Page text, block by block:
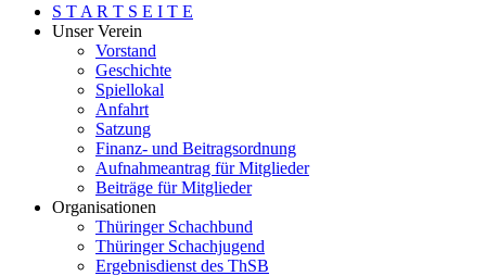
S T A R T S E I T E
Unser Verein
Vorstand
Geschichte
Spiellokal
Anfahrt
Satzung
Finanz- und Beitragsordnung
Aufnahmeantrag für Mitglieder
Beiträge für Mitglieder
Organisationen
Thüringer Schachbund
Thüringer Schachjugend
Ergebnisdienst des ThSB